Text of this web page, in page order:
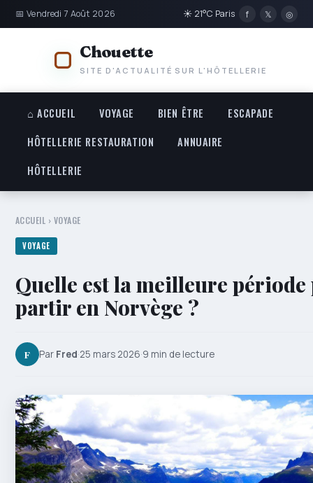
📅 Vendredi 7 Août 2026 ☀ 21°C Paris f 𝕏 ◎
Chouette
SITE D'ACTUALITÉ SUR L'HÔTELLERIE
⌂ ACCUEIL VOYAGE BIEN ÊTRE
ESCAPADE
HÔTELLERIE RESTAURATION
ANNUAIRE
HÔTELLERIE
ACCUEIL › VOYAGE
VOYAGE
Quelle est la meilleure
partir en Norvège ?
F Par Fred·25 mars 2026·9 min de lecture